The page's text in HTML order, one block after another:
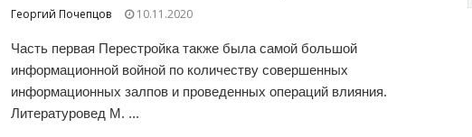
Георгий Почепцов 10.11.2020
Часть первая Перестройка также была самой большой
информационной войной по количеству совершенных
информационных залпов и проведенных операций влияния.
Литературовед М. ...